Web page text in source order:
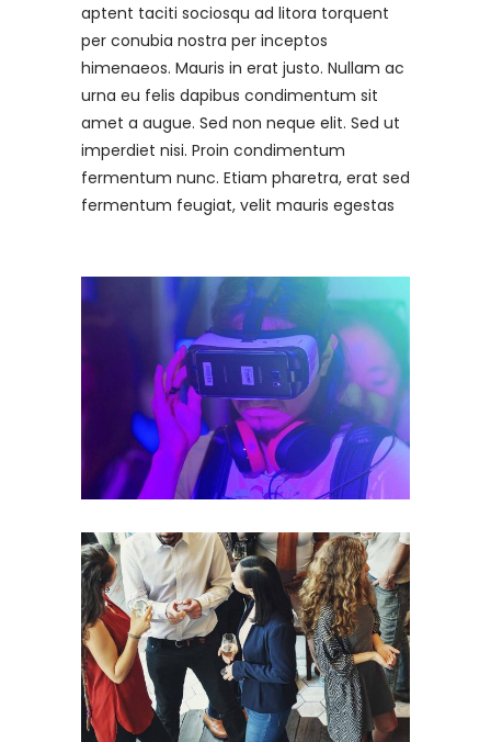
aptent taciti sociosqu ad litora torquent
per conubia nostra per inceptos
himenaeos. Mauris in erat justo. Nullam ac
urna eu felis dapibus condimentum sit
amet a augue. Sed non neque elit. Sed ut
imperdiet nisi. Proin condimentum
fermentum nunc. Etiam pharetra, erat sed
fermentum feugiat, velit mauris egestas